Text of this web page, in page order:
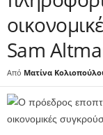
Sam
Από Ματίνα